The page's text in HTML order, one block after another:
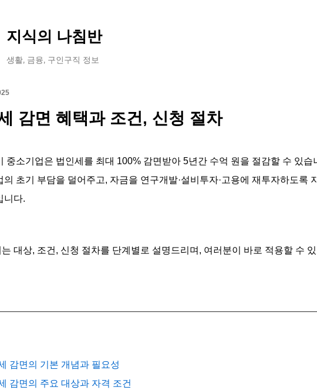
지식의 나침반
생활, 금융, 구인구직 정보
감면 혜택과 조건, 신청 절차
중소기업은 법인세를 최대 100% 감면받아 5년간 수억 원을 절감할 수 있습
의 초기 부담을 덜어주고, 자금을 연구개발·설비투자·고용에 재투자하도록
니다.
대상, 조건, 신청 절차를 단계별로 설명드리며, 여러분이 바로 적용할 수
감면의 기본 개념과 필요성
감면의 주요 대상과 자격 조건